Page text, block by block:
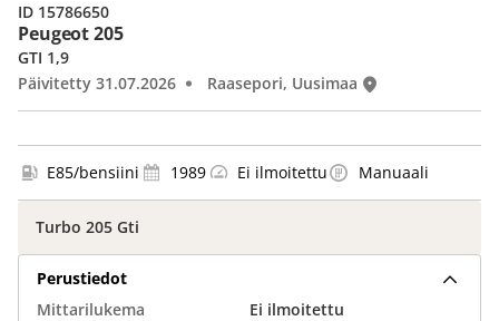
Peugeot 205
GTI 1,9
Päivitetty 31.07.2026
Raasepori, Uusimaa
ID 15786650
E85/bensiini 1989 Ei ilmoitettu Manuaali
Turbo 205 Gti
Perustiedot
Mittarilukema
Ei ilmoitettu